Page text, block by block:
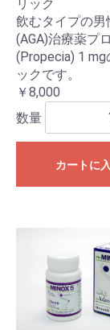
リック
飲むタイプの男
(AGA)治療薬プ
(Propecia) 1 mg
ックです。
￥8,000
数量
カートに